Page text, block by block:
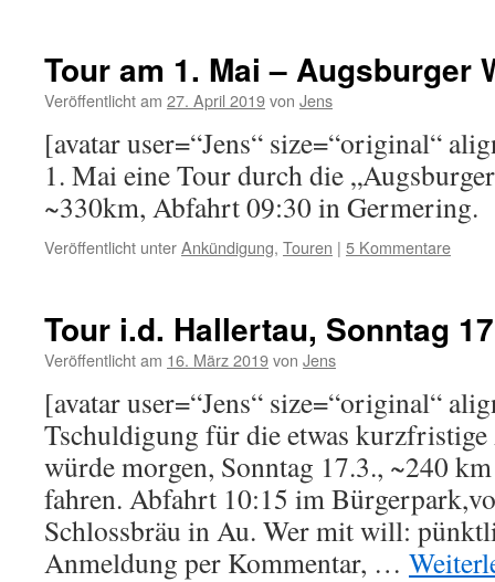
Tour am 1. Mai – Augsburger
Veröffentlicht am 27. April 2019von Jens
[avatar user=“Jens“ size=“original“
1. Mai eine Tour durch die
~330km, Abfahrt 09:30 in Germering.
Veröffentlicht unterAnkündigung, Touren | 5 Kommentare
Tour i.d. Hallertau, Sonntag
Veröffentlicht am 16. März 2019von Jens
[avatar user=“Jens“ size=“original“
Tschuldigung für die etwas
würde morgen, Sonntag 17.3., ~240
fahren. Abfahrt 10:15 im
Schlossbräu in Au. Wer mit will:
Anmeldung per Kommentar, …